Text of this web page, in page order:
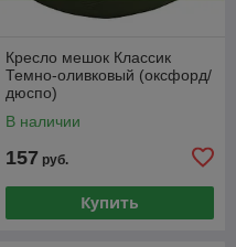
Кресло мешок Классик
Темно-оливковый (оксфорд/
дюспо)
В наличии
157 руб.
Купить